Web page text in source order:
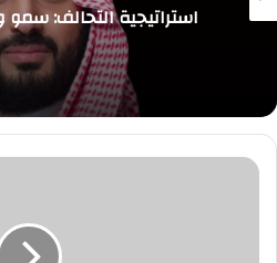
استراتيجية التحالف:
الموافقة